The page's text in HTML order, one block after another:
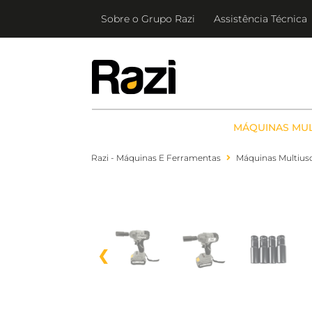
Sobre o Grupo Razi Assistência Técnica
MÁQUINAS
Razi - Máquinas E Ferramentas Máquinas
❮